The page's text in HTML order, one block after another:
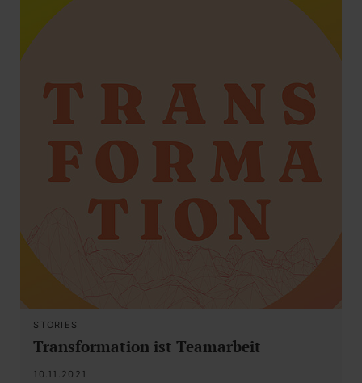
STORIES
Transformation ist Teamarbeit
10.11.2021